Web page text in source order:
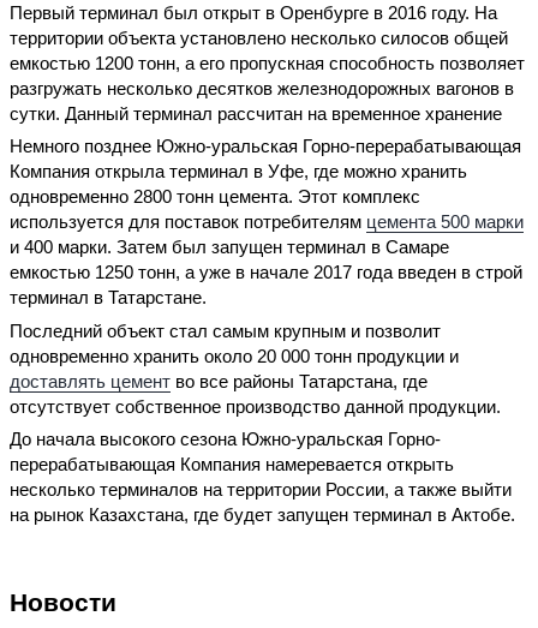
Первый терминал был открыт в Оренбурге в 2016 году. На
территории объекта установлено несколько силосов общей
емкостью 1200 тонн, а его пропускная способность позволяет
разгружать несколько десятков железнодорожных вагонов в
сутки. Данный терминал рассчитан на временное хранение
Немного позднее Южно-уральская Горно-перерабатывающая
Компания открыла терминал в Уфе, где можно хранить
одновременно 2800 тонн цемента. Этот комплекс
используется для поставок потребителям цемента 500 марки
и 400 марки. Затем был запущен терминал в Самаре
емкостью 1250 тонн, а уже в начале 2017 года введен в строй
терминал в Татарстане.
Последний объект стал самым крупным и позволит
одновременно хранить около 20 000 тонн продукции и
доставлять цемент во все районы Татарстана, где
отсутствует собственное производство данной продукции.
До начала высокого сезона Южно-уральская Горно-
перерабатывающая Компания намеревается открыть
несколько терминалов на территории России, а также выйти
на рынок Казахстана, где будет запущен терминал в Актобе.
Новости